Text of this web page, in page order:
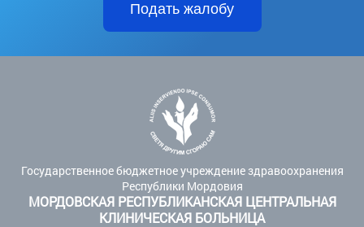
Подать жалобу
Государственное бюджетное учреждение здравоохранения
Республики Мордовия
МОРДОВСКАЯ РЕСПУБЛИКАНСКАЯ ЦЕНТРАЛЬНАЯ
КЛИНИЧЕСКАЯ БОЛЬНИЦА